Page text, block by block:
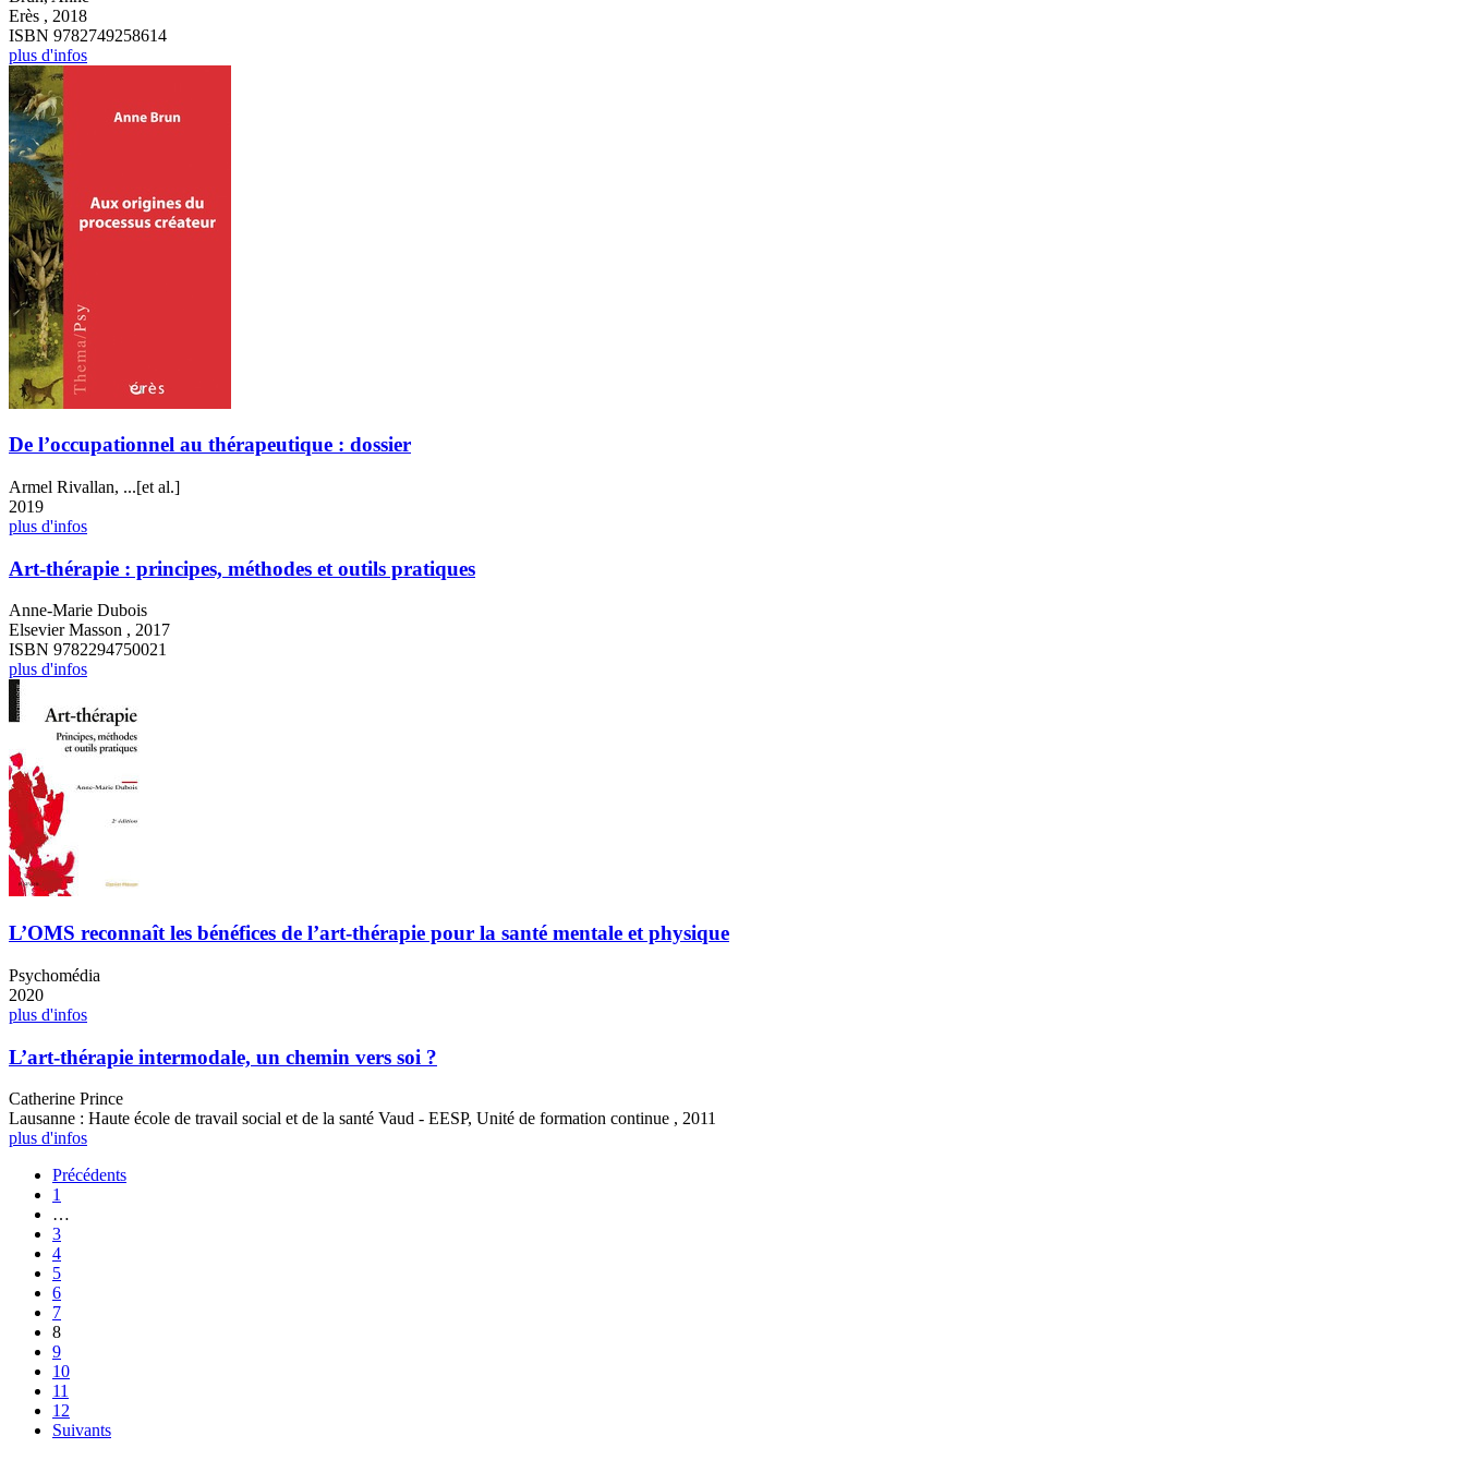
Erès , 2018
ISBN 9782749258614
plus d'infos
De l’occupationnel au thérapeutique : dossier
Armel Rivallan, ...[et al.]
2019
plus d'infos
Art-thérapie : principes, méthodes et outils pratiques
Anne-Marie Dubois
Elsevier Masson , 2017
ISBN 9782294750021
plus d'infos
L’OMS reconnaît les bénéfices de l’art-thérapie pour la santé mentale et physique
Psychomédia
2020
plus d'infos
L’art-thérapie intermodale, un chemin vers soi ?
Catherine Prince
Lausanne : Haute école de travail social et de la santé Vaud - EESP, Unité de formation continue , 2011
plus d'infos
Précédents
1
…
3
4
5
6
7
8
9
10
11
12
Suivants